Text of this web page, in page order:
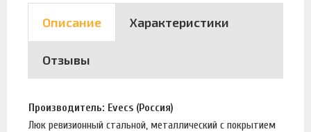
Описание Характеристики
Отзывы
Производитель: Evecs (Россия)
Люк ревизионный стальной, металлический с покрытием